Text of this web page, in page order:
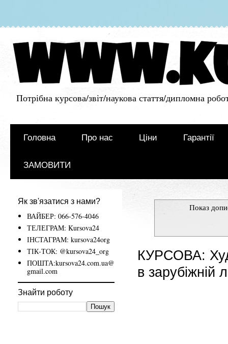
Потрібна курсова/звіт/наукова стаття/дипломна
Головна Про нас Ціни Гарантії
ЗАМОВИТИ
Показ
КУРСОВА:
в зарубіжній
Як зв'язатися з нами?
ВАЙБЕР: 066-576-4046
ТЕЛЕГРАМ: Kursova24
ІНСТАГРАМ: kursova24org
ТІК-ТОК: @kursova24_org
ПОШТА:kursova24.com.ua@
gmail.com
Знайти роботу